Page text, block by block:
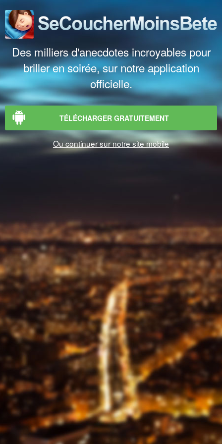
Des milliers d'anecdotes incroyables pour
briller en soirée, sur notre application
officielle.
TÉLÉCHARGER GRATUITEMENT
Ou continuer sur notre site mobile